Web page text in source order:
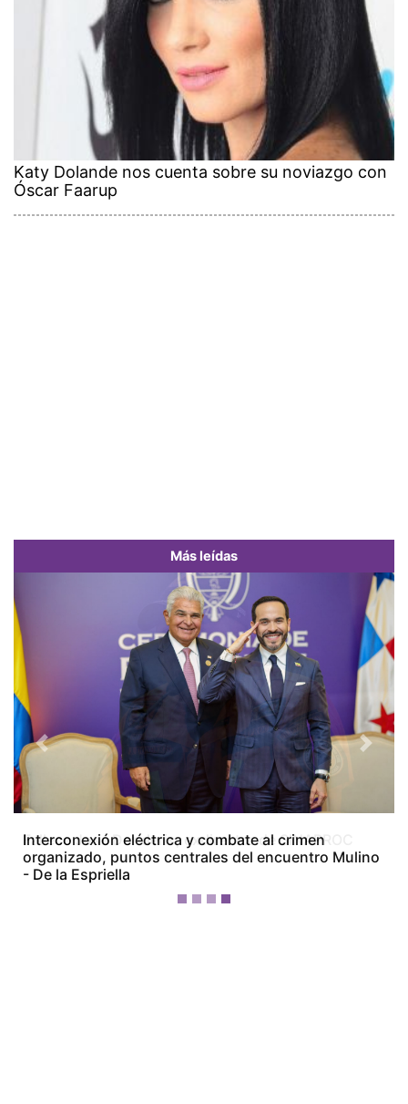
Katy Dolande nos cuenta sobre su noviazgo con
Óscar Faarup
Más leídas
Fallece José Donderis, exdirector de SINAPROC
Previous Next